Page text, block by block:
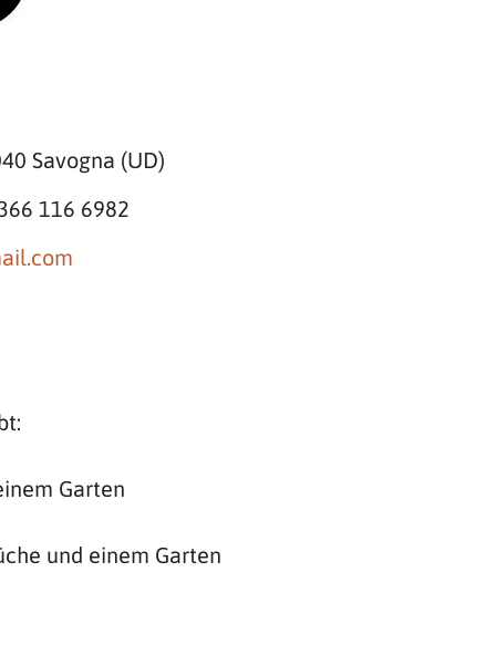
Savogna (UD)
116 6982
Garten
und einem Garten